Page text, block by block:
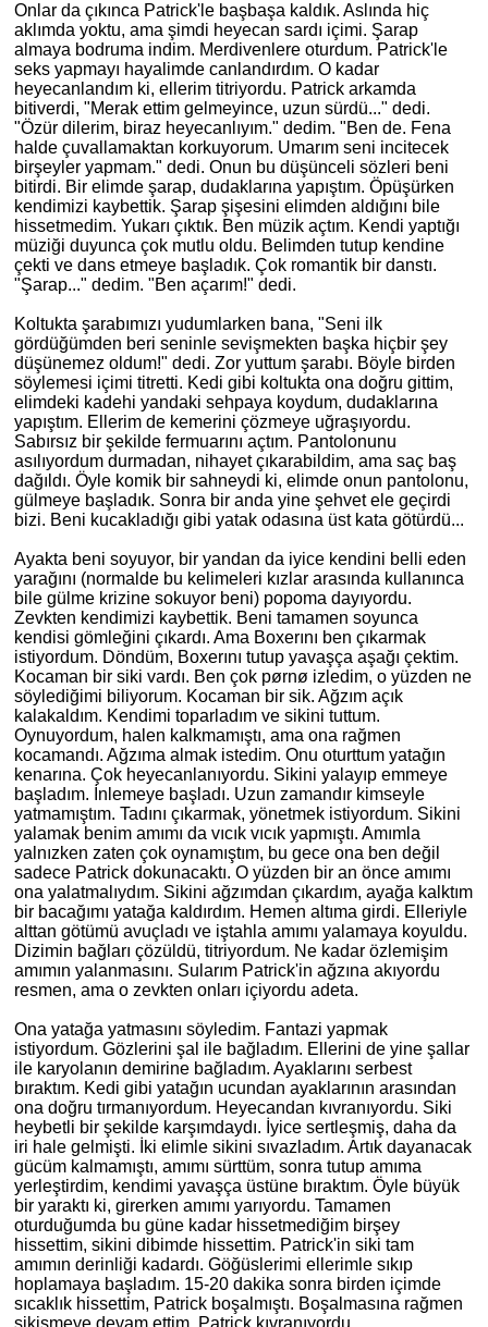
Onlar da çıkınca Patrick'le başbaşa kaldık. Aslında hiç
aklımda yoktu, ama şimdi heyecan sardı içimi. Şarap
almaya bodruma indim. Merdivenlere oturdum. Patrick'le
seks yapmayı hayalimde canlandırdım. O kadar
heyecanlandım ki, ellerim titriyordu. Patrick arkamda
bitiverdi, "Merak ettim gelmeyince, uzun sürdü..." dedi.
"Özür dilerim, biraz heyecanlıyım." dedim. "Ben de. Fena
halde çuvallamaktan korkuyorum. Umarım seni incitecek
birşeyler yapmam." dedi. Onun bu düşünceli sözleri beni
bitirdi. Bir elimde şarap, dudaklarına yapıştım. Öpüşürken
kendimizi kaybettik. Şarap şişesini elimden aldığını bile
hissetmedim. Yukarı çıktık. Ben müzik açtım. Kendi yaptığı
müziği duyunca çok mutlu oldu. Belimden tutup kendine
çekti ve dans etmeye başladık. Çok romantik bir danstı.
"Şarap..." dedim. "Ben açarım!" dedi.
Koltukta şarabımızı yudumlarken bana, "Seni ilk
gördüğümden beri seninle sevişmekten başka hiçbir şey
düşünemez oldum!" dedi. Zor yuttum şarabı. Böyle birden
söylemesi içimi titretti. Kedi gibi koltukta ona doğru gittim,
elimdeki kadehi yandaki sehpaya koydum, dudaklarına
yapıştım. Ellerim de kemerini çözmeye uğraşıyordu.
Sabırsız bir şekilde fermuarını açtım. Pantolonunu
asılıyordum durmadan, nihayet çıkarabildim, ama saç baş
dağıldı. Öyle komik bir sahneydi ki, elimde onun pantolonu,
gülmeye başladık. Sonra bir anda yine şehvet ele geçirdi
bizi. Beni kucakladığı gibi yatak odasına üst kata götürdü...
Ayakta beni soyuyor, bir yandan da iyice kendini belli eden
yarağını (normalde bu kelimeleri kızlar arasında kullanınca
bile gülme krizine sokuyor beni) popoma dayıyordu.
Zevkten kendimizi kaybettik. Beni tamamen soyunca
kendisi gömleğini çıkardı. Ama Boxerını ben çıkarmak
istiyordum. Döndüm, Boxerını tutup yavaşça aşağı çektim.
Kocaman bir siki vardı. Ben çok pørnø izledim, o yüzden ne
söylediğimi biliyorum. Kocaman bir sik. Ağzım açık
kalakaldım. Kendimi toparladım ve sikini tuttum.
Oynuyordum, halen kalkmamıştı, ama ona rağmen
kocamandı. Ağzıma almak istedim. Onu oturttum yatağın
kenarına. Çok heyecanlanıyordu. Sikini yalayıp emmeye
başladım. İnlemeye başladı. Uzun zamandır kimseyle
yatmamıştım. Tadını çıkarmak, yönetmek istiyordum. Sikini
yalamak benim amımı da vıcık vıcık yapmıştı. Amımla
yalnızken zaten çok oynamıştım, bu gece ona ben değil
sadece Patrick dokunacaktı. O yüzden bir an önce amımı
ona yalatmalıydım. Sikini ağzımdan çıkardım, ayağa kalktım
bir bacağımı yatağa kaldırdım. Hemen altıma girdi. Elleriyle
alttan götümü avuçladı ve iştahla amımı yalamaya koyuldu.
Dizimin bağları çözüldü, titriyordum. Ne kadar özlemişim
amımın yalanmasını. Sularım Patrick'in ağzına akıyordu
resmen, ama o zevkten onları içiyordu adeta.
Ona yatağa yatmasını söyledim. Fantazi yapmak
istiyordum. Gözlerini şal ile bağladım. Ellerini de yine şallar
ile karyolanın demirine bağladım. Ayaklarını serbest
bıraktım. Kedi gibi yatağın ucundan ayaklarının arasından
ona doğru tırmanıyordum. Heyecandan kıvranıyordu. Siki
heybetli bir şekilde karşımdaydı. İyice sertleşmiş, daha da
iri hale gelmişti. İki elimle sikini sıvazladım. Artık dayanacak
gücüm kalmamıştı, amımı sürttüm, sonra tutup amıma
yerleştirdim, kendimi yavaşça üstüne bıraktım. Öyle büyük
bir yaraktı ki, girerken amımı yarıyordu. Tamamen
oturduğumda bu güne kadar hissetmediğim birşey
hissettim, sikini dibimde hissettim. Patrick'in siki tam
amımın derinliği kadardı. Göğüslerimi ellerimle sıkıp
hoplamaya başladım. 15-20 dakika sonra birden içimde
sıcaklık hissettim, Patrick boşalmıştı. Boşalmasına rağmen